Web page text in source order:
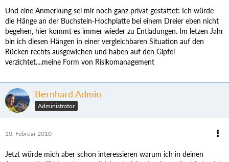
Und eine Anmerkung sei mir noch ganz privat gestattet: Ich würde
die Hänge an der Buchstein-Hochplatte bei einem Dreier eben nicht
begehen, hier kommt es immer wieder zu Entladungen. Im letzen Jahr
bin ich diesen Hängen in einer vergleichbaren Situation auf den
Rücken rechts ausgewichen und haben auf den Gipfel
verzichtet....meine Form von Risikomanagement
Bernhard Admin
Administrator
10. Februar 2010
Jetzt würde mich aber schon interessieren warum ich in deinen